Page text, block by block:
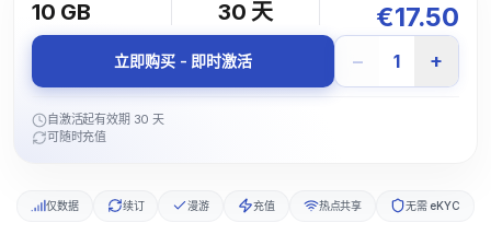
10 GB 30 天 €17.50
立即购买 - 即时激活 − 1 +
自激活起有效期 30 天
可随时充值
仅数据 续订 漫游 充值 热点共享 无需 eKYC